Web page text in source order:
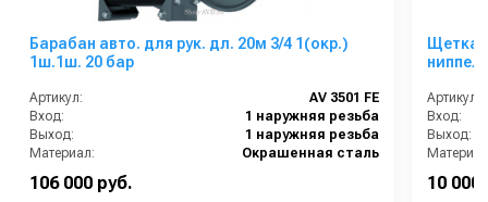
Барабан авто. для рук. дл. 20м 3/4 1(окр.)
1ш.1ш. 20 бар
Артикул:
AV 3501 FE
Вход:
1 наружняя резьба
Выход:
1 наружняя резьба
Материал:
Окрашенная сталь
Вес, кг:
106 000 руб.
Щетка
Артикул:
Вход:
Выход:
Вес, кг:
10 000